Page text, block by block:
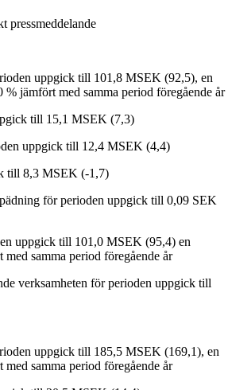
pressmeddelande
uppgick till 101,8 MSEK (92,5), en
jämfört med samma period föregående år
till 15,1 MSEK (7,3)
uppgick till 12,4 MSEK (4,4)
till 8,3 MSEK (-1,7)
för perioden uppgick till 0,09 SEK
uppgick till 101,0 MSEK (95,4) en
samma period föregående år
verksamheten för perioden uppgick till
uppgick till 185,5 MSEK (169,1), en
samma period föregående år